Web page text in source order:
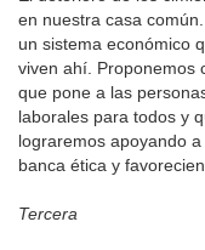
en nuestra casa
un sistema económico
viven ahí. Proponemos
que pone a las
laborales para todos y
lograremos apoyando
banca ética y
Tercera